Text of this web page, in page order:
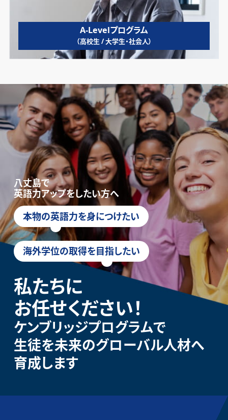
A-Levelプログラム
（高校生 / 大学生・社会人）
八丈島で
英語力アップをしたい方へ
本物の英語力を身につけたい
海外学位の取得を目指したい
私たちに
お任せください！
ケンブリッジプログラムで
生徒を未来のグローバル人材へ
育成します